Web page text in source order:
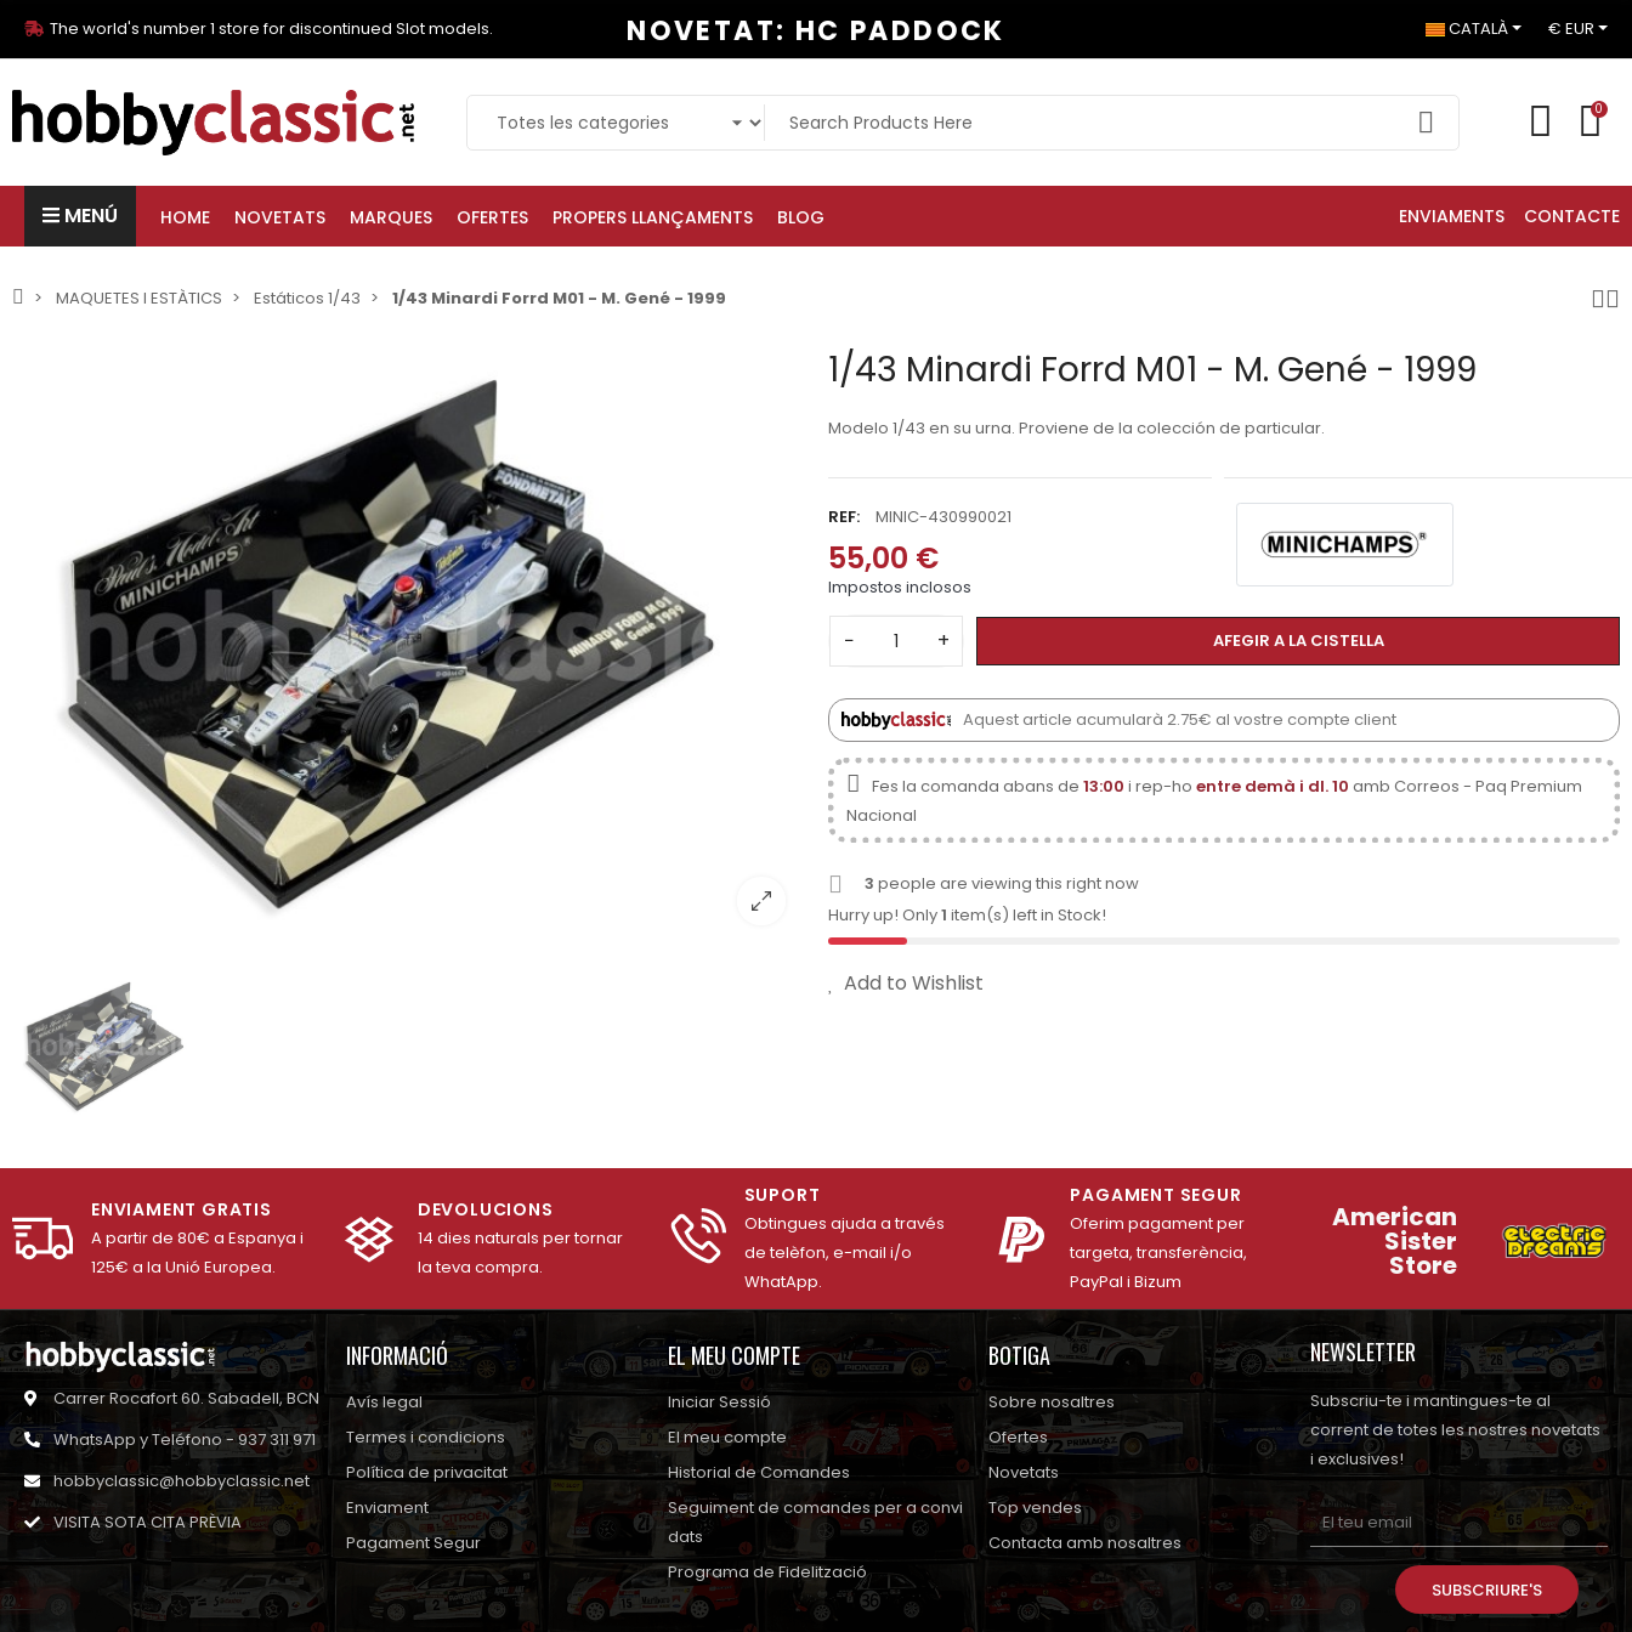
The world's number 1 store for discontinued Slot models. NOVETAT: HC PADDOCK CATALÀ € EUR
0
MENÚ HOME NOVETATS MARQUES OFERTES PROPERS LLANÇAMENTS BLOG ENVIAMENTS CONTACTE
MAQUETES I ESTÀTICS Estáticos 1/43 1/43 Minardi Forrd M01 - M. Gené - 1999
1/43 Minardi Forrd M01 - M. Gené - 1999
Modelo 1/43 en su urna. Proviene de la colección de particular.
REF: MINIC-430990021
55,00 €
Impostos inclosos
− + AFEGIR A LA CISTELLA
Aquest article acumularà 2.75€ al vostre compte client
Fes la comanda abans de 13:00 i rep-ho entre demà i dl. 10 amb Correos - Paq Premium
Nacional
3 people are viewing this right now
Hurry up! Only1 item(s) left in Stock!
Add to Wishlist
ENVIAMENT GRATIS
A partir de 80€ a Espanya i
125€ a la Unió Europea.
DEVOLUCIONS
14 dies naturals per tornar
la teva compra.
SUPORT
Obtingues ajuda a través
de telèfon, e-mail i/o
WhatApp.
PAGAMENT SEGUR
Oferim pagament per
targeta, transferència,
PayPal i Bizum
American
Sister
Store
Carrer Rocafort 60. Sabadell, BCN
WhatsApp y Teléfono - 937 311 971
hobbyclassic@hobbyclassic.net
VISITA SOTA CITA PRÈVIA
INFORMACIÓ
Avís legal
Termes i condicions
Política de privacitat
Enviament
Pagament Segur
EL MEU COMPTE
Iniciar Sessió
El meu compte
Historial de Comandes
Seguiment de comandes per a convi
dats
Programa de Fidelització
BOTIGA
Sobre nosaltres
Ofertes
Novetats
Top vendes
Contacta amb nosaltres
NEWSLETTER
Subscriu-te i mantingues-te al
corrent de totes les nostres novetats
i exclusives!
SUBSCRIURE'S